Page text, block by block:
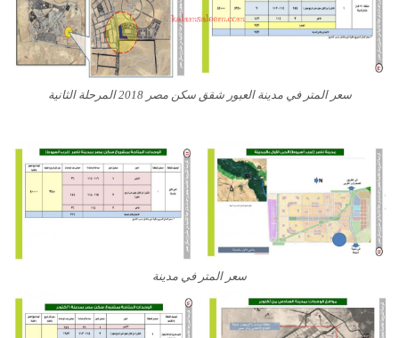
سعر المتر في مدينة العبور شقق سكن مصر 2018 المرحلة الثانية
سعر المتر في مدينة